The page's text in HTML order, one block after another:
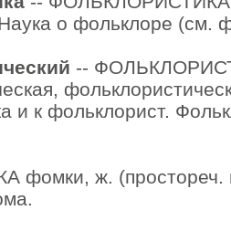
о фольклоре (см.
--
и к фольклорист.
фомки, ж. (простореч.